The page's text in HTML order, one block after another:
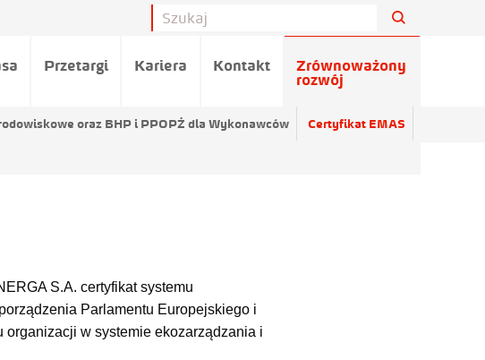
Przetargi Kariera Kontakt
Zrównoważony
rozwój
oraz BHP i PPOPŻ dla Wykonawców Certyfikat EMAS
S.A. certyfikat systemu
Parlamentu Europejskiego i
organizacji w systemie ekozarządzania i